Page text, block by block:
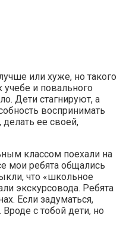
или хуже, но такого
учебе и повального
Дети стагнируют, а
воспринимать
ее своей,
классом поехали на
мои ребята общались
что «школьное
экскурсовода. Ребята
Если задуматься,
с тобой дети, но